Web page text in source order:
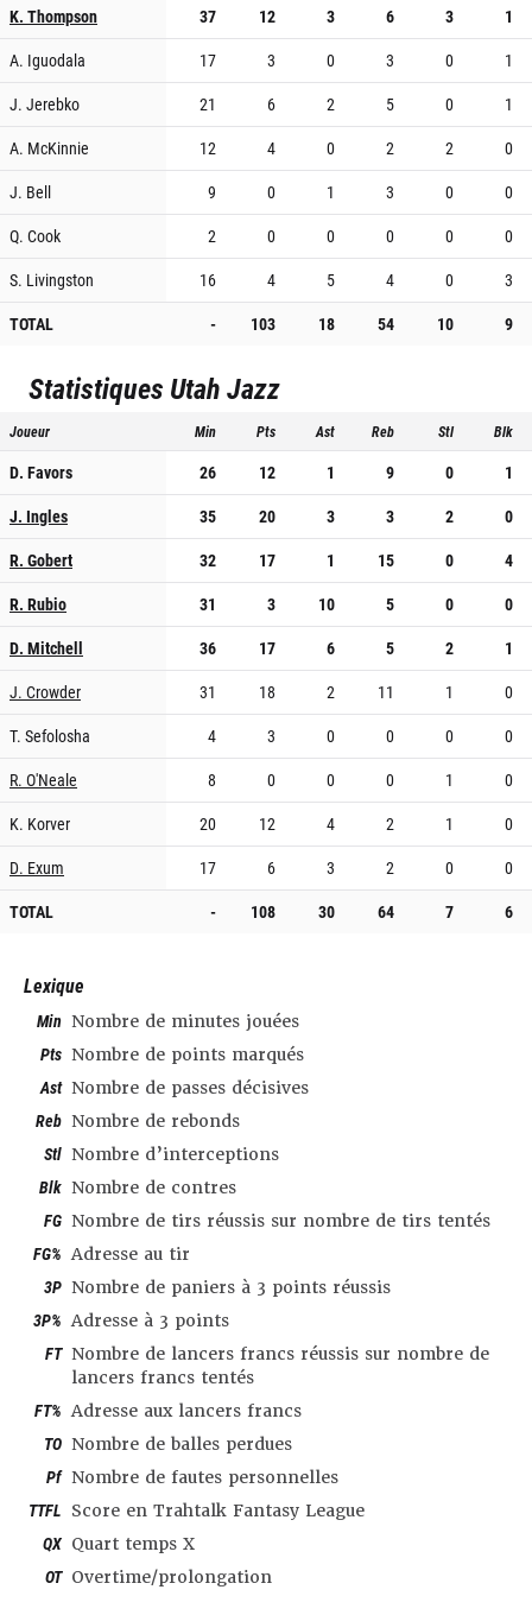
K. Thompson
37 12 3 6 3
1
A. Iguodala
17 3 0 3 0
1
J. Jerebko
21 6 2 5 0
1
A. McKinnie
12 4 0 2 2
0
J. Bell
9 0 1 3 0
0
Q. Cook
2 0 0 0 0
0
S. Livingston
16 4 5 4 0
3
TOTAL
- 103 18 54 10 9
Statistiques Utah Jazz
Joueur Min Pts Ast Reb Stl Blk
D. Favors 26 12 1 9 0
1
J. Ingles
35 20 3 3 2
0
R. Gobert
32 17 1 15 0
4
R. Rubio
31 3 10 5 0
0
D. Mitchell
36 17 6 5 2
1
J. Crowder
31 18 2 11 1
0
T. Sefolosha
4 3 0 0 0
0
R. O'Neale
8 0 0 0 1
0
K. Korver
20 12 4 2 1
0
D. Exum
17 6 3 2 0
0
TOTAL
- 108 30 64 7 6
Lexique
Min Nombre de minutes jouées
Pts Nombre de points marqués
Ast Nombre de passes décisives
Reb Nombre de rebonds
Stl Nombre d’interceptions
Blk Nombre de contres
FG Nombre de tirs réussis sur nombre de tirs tentés
FG% Adresse au tir
3P Nombre de paniers à 3 points réussis
3P% Adresse à 3 points
FT Nombre de lancers francs réussis sur nombre de
lancers francs tentés
FT% Adresse aux lancers francs
TO Nombre de balles perdues
Pf Nombre de fautes personnelles
TTFL Score en Trahtalk Fantasy League
QX Quart temps X
OT Overtime/prolongation